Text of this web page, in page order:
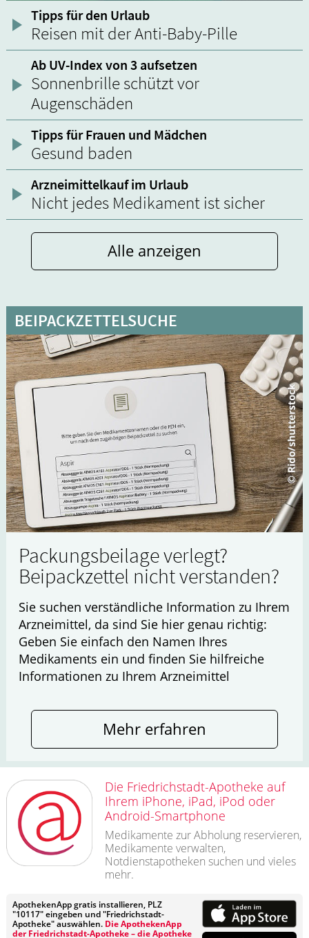
Tipps für den Urlaub
Reisen mit der Anti-Baby-Pille
Ab UV-Index von 3 aufsetzen
Sonnenbrille schützt vor
Augenschäden
Tipps für Frauen und Mädchen
Gesund baden
Arzneimittelkauf im Urlaub
Nicht jedes Medikament ist sicher
Alle anzeigen
BEIPACKZETTELSUCHE
Packungsbeilage verlegt?
Beipackzettel nicht verstanden?
Sie suchen verständliche Information zu Ihrem
Arzneimittel, da sind Sie hier genau richtig:
Geben Sie einfach den Namen Ihres
Medikaments ein und finden Sie hilfreiche
Informationen zu Ihrem Arzneimittel
Mehr erfahren
Die Friedrichstadt-Apotheke auf
Ihrem iPhone, iPad, iPod oder
Android-Smartphone
Medikamente zur Abholung reservieren,
Medikamente verwalten,
Notdienstapotheken suchen und vieles
mehr.
ApothekenApp gratis installieren, PLZ
"10117" eingeben und "Friedrichstadt-
Apotheke" auswählen. Die ApothekenApp
der Friedrichstadt-Apotheke – die Apotheke